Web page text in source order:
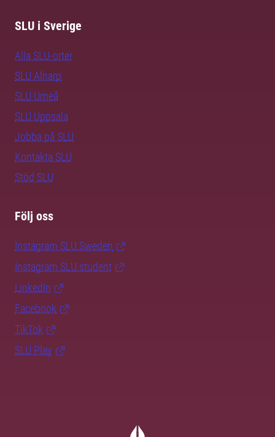
SLU i Sverige
Alla SLU-orter
SLU Alnarp
SLU Umeå
SLU Uppsala
Jobba på SLU
Kontakta SLU
Stöd SLU
Följ oss
Instagram SLU.Sweden
Instagram SLU.student
LinkedIn
Facebook
TikTok
SLU Play